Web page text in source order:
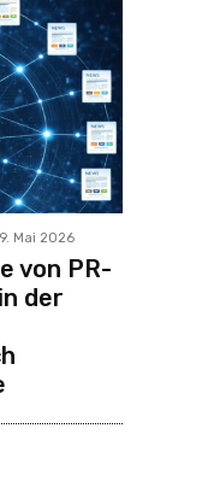
Mai 2026
von PR-
der